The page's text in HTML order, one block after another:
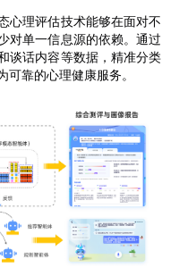
心理评估技术能够在面对不
对单一信息源的依赖。通过
谈话内容等数据，精准分类
靠的心理健康服务。